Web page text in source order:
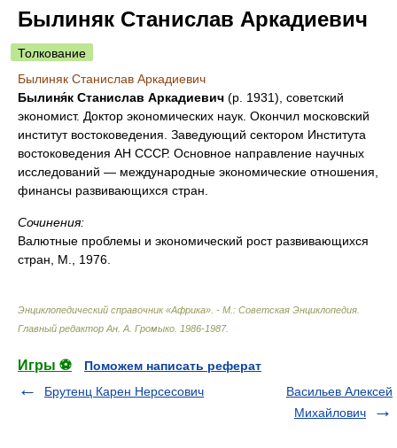
Былиняк Станислав Аркадиевич
Толкование
Былиняк Станислав Аркадиевич
Былиня́к Станислав Аркадиевич (р. 1931), советский
экономист. Доктор экономических наук. Окончил московский
институт востоковедения. Заведующий сектором Института
востоковедения АН СССР. Основное направление научных
исследований — международные экономические отношения,
финансы развивающихся стран.
Сочинения:
Валютные проблемы и экономический рост развивающихся
стран, М., 1976.
Энциклопедический справочник «Африка». - М.: Советская Энциклопедия
Главный редактор Ан. А. Громыко 1986-1987.
Игры ⚽
Поможем написать реферат
Брутенц Карен Нерсесович
Васильев Алексей
Михайлович